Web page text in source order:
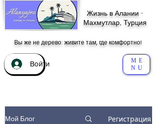
Жизнь в Алании -
Махмутлар, Турция
Вы же не дерево: живите там, где комфортно!
Войти
ME
NU
Мой Блог Регистрация